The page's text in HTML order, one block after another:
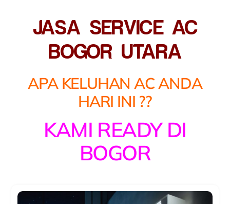
JASA SERVICE AC
BOGOR UTARA
APA KELUHAN AC ANDA
HARI INI ??
KAMI READY DI
BOGOR